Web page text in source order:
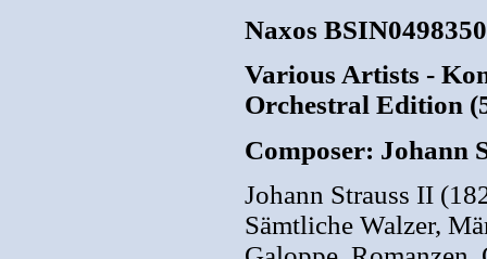
Naxos
Various Artists -
Orchestral Edition
Composer: Johann
Johann Strauss II
Sämtliche Walzer,